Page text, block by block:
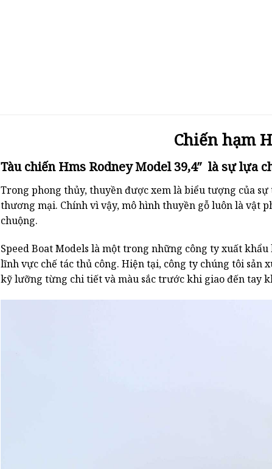
Chiến hạm
Tàu chiến Hms Rodney Model 39,4″ là sự lựa
Trong phong thủy, thuyền được xem là biểu tượng của
thương mại. Chính vì vậy, mô hình thuyền gỗ luôn là vật
chuộng.
Speed ​​Boat Models là một trong những công ty xuất
lĩnh vực chế tác thủ công. Hiện tại, công ty chúng tôi sản
kỹ lưỡng từng chi tiết và màu sắc trước khi giao đến tay